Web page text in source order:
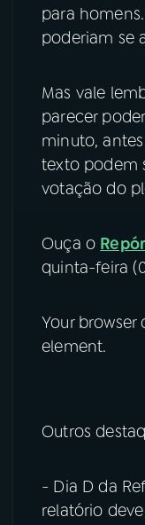
para
poderiam se
Mas vale
parecer
minuto,
texto podem
votação do
Ouça o
quinta-feira
Your
element.
Outros
- Dia D da
relatório